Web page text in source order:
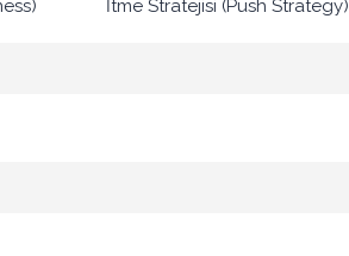
İtme Stratejisi (Push Strategy)